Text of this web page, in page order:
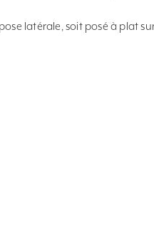
latérale, soit posé à plat